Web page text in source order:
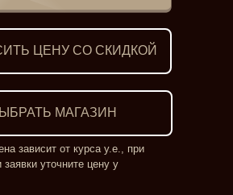
ЦЕНУ СО СКИДКОЙ
МАГАЗИН
зависит от курса у.е., при
уточните цену у